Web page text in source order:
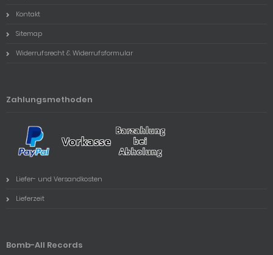
Kontakt
Sitemap
Widerrufsrecht & Widerrufsformular
Zahlungsmethoden
Liefer- und Versandkosten
Lieferzeit
Bomb-All Records